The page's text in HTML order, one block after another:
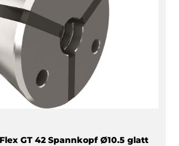
GT 42 Spannkopf Ø10.5 glatt